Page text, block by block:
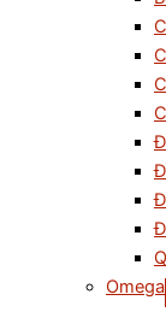
Omega